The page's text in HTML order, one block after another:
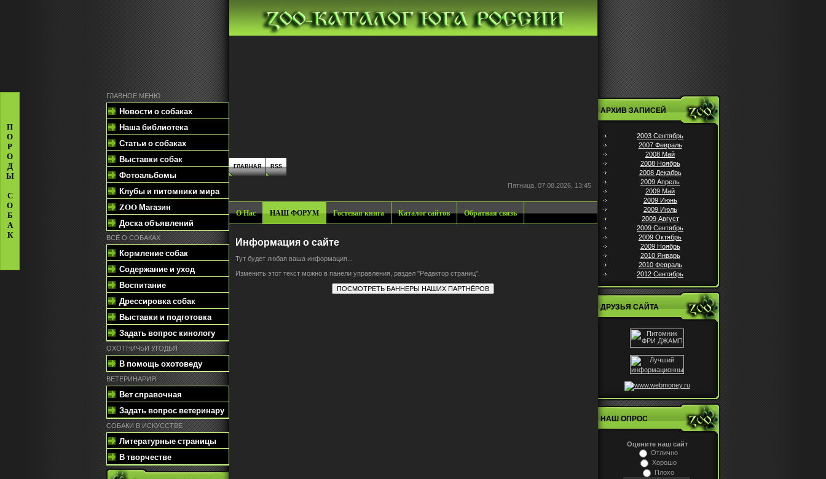
П
О
Р
О
Д
Ы
С
О
Б
А
К
ГЛАВНОЕ МЕНЮ
Новости о собаках
Наша библиотека
Статьи о собаках
Выставки собак
Фотоальбомы
Клубы и питомники мира
ZOO Магазин
Доска объявлений
ВСЁ О СОБАКАХ
Кормление собак
Содержание и уход
Воспитание
Дрессировка собак
Выставки и подготовка
Задать вопрос кинологу
ОХОТНИЧЬИ УГОДЬЯ
В помощь охотоведу
ВЕТЕРИНАРИЯ
Вет справочная
Задать вопрос ветеринару
СОБАКИ В ИСКУССТВЕ
Литературные страницы
В творчестве
ГЛАВНАЯ RSS
Пятница, 07.08.2026, 13:45
О Нас НАШ ФОРУМ Гостевая книга Каталог сайтов Обратная связь
Информация о сайте
Тут будет любая ваша информация...
Изменить этот текст можно в панели управления, раздел "Редактор страниц".
АРХИВ ЗАПИСЕЙ
2003 Сентябрь
2007 Февраль
2008 Май
2008 Ноябрь
2008 Декабрь
2009 Апрель
2009 Май
2009 Июнь
2009 Июль
2009 Август
2009 Сентябрь
2009 Октябрь
2009 Ноябрь
2010 Январь
2010 Февраль
2012 Сентябрь
ДРУЗЬЯ САЙТА
НАШ ОПРОС
Оцените наш сайт
Отлично
Хорошо
Плохо